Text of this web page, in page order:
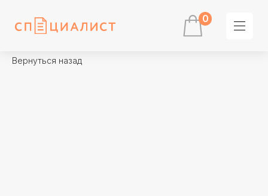
Вернуться назад